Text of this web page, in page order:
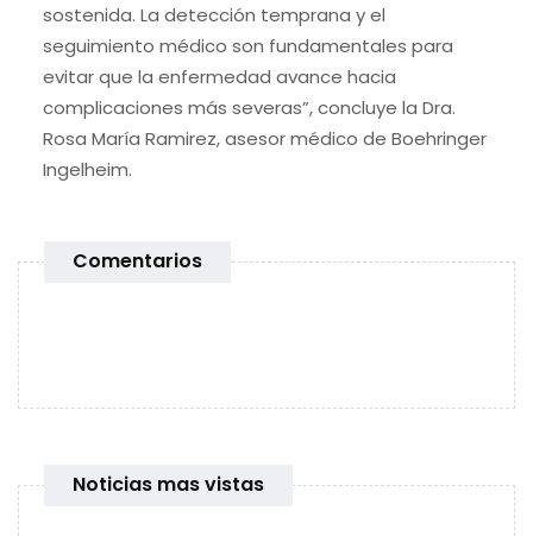
sostenida. La detección temprana y el
seguimiento médico son fundamentales para
evitar que la enfermedad avance hacia
complicaciones más severas”, concluye la Dra.
Rosa María Ramirez, asesor médico de Boehringer
Ingelheim.
Comentarios
Noticias mas vistas